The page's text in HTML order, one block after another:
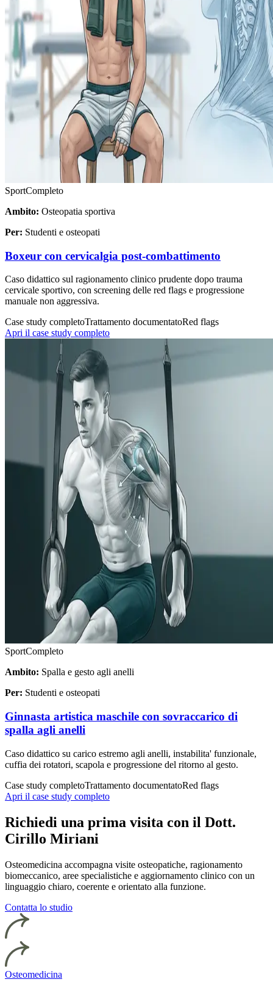
SportCompleto
Ambito: Osteopatia sportiva
Per: Studenti e osteopati
Boxeur con cervicalgia post-combattimento
Caso didattico sul ragionamento clinico prudente dopo trauma
cervicale sportivo, con screening delle red flags e progressione
manuale non aggressiva.
Case study completoTrattamento documentatoRed flags
Apri il case study completo
SportCompleto
Ambito: Spalla e gesto agli anelli
Per: Studenti e osteopati
Ginnasta artistica maschile con sovraccarico di
spalla agli anelli
Caso didattico su carico estremo agli anelli, instabilita' funzionale,
cuffia dei rotatori, scapola e progressione del ritorno al gesto.
Case study completoTrattamento documentatoRed flags
Apri il case study completo
Richiedi una prima visita con il Dott.
Cirillo Miriani
Osteomedicina accompagna visite osteopatiche, ragionamento
biomeccanico, aree specialistiche e aggiornamento clinico con un
linguaggio chiaro, coerente e orientato alla funzione.
Contatta lo studio
Osteomedicina